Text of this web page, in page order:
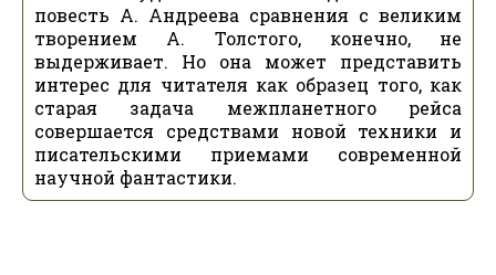
повесть А. Андреева сравнения с великим
творением А. Толстого, конечно, не
выдерживает. Но она может представить
интерес для читателя как образец того, как
старая задача межпланетного рейса
совершается средствами новой техники и
писательскими приемами современной
научной фантастики.